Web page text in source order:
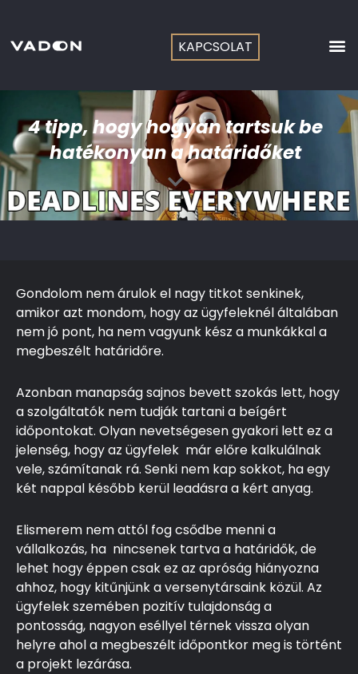
content
KAPCSOLAT
4 tipp, hogy hogyan tartsuk be
hatékonyan a határidőket
Gondolom nem árulok el nagy titkot senkinek,
amikor azt mondom, hogy az ügyfeleknél általában
nem jó pont, ha nem vagyunk kész a munkákkal a
megbeszélt határidőre.
Azonban manapság sajnos bevett szokás lett, hogy
a szolgáltatók nem tudják tartani a beígért
időpontokat. Olyan nevetségesen gyakori lett ez a
jelenség, hogy az ügyfelek már előre kalkulálnak
vele, számítanak rá. Senki nem kap sokkot, ha egy
két nappal később kerül leadásra a kért anyag.
Elismerem nem attól fog csődbe menni a
vállalkozás, ha nincsenek tartva a határidők, de
lehet hogy éppen csak ez az apróság hiányozna
ahhoz, hogy kitűnjünk a versenytársaink közül. Az
ügyfelek szemében pozitív tulajdonság a
pontosság, nagyon eséllyel térnek vissza olyan
helyre ahol a megbeszélt időpontkor meg is történt
a projekt lezárása.